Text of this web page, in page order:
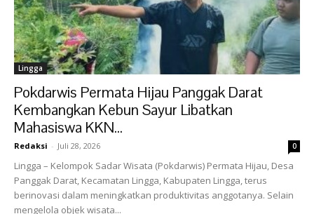
Lingga
Pokdarwis Permata Hijau Panggak Darat
Kembangkan Kebun Sayur Libatkan
Mahasiswa KKN...
Redaksi - Juli 28, 2026 0
Lingga – Kelompok Sadar Wisata (Pokdarwis) Permata Hijau, Desa
Panggak Darat, Kecamatan Lingga, Kabupaten Lingga, terus
berinovasi dalam meningkatkan produktivitas anggotanya. Selain
mengelola objek wisata...